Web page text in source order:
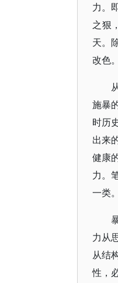
力。
之狠
天。
改色。
施暴
时历
出来
健康
力。
一类。
力从
从结
性，